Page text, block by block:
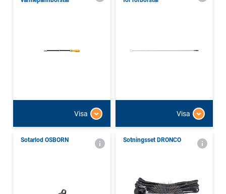
Visa Visa
Sotarlod OSBORN Sotningsset DRONCO